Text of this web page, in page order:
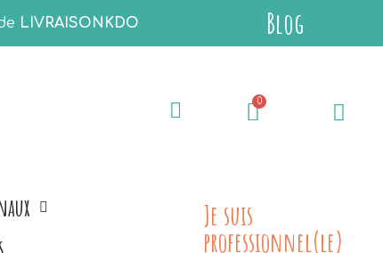
LIVRAISONKDO Blog
Je suis
professionnel(le)